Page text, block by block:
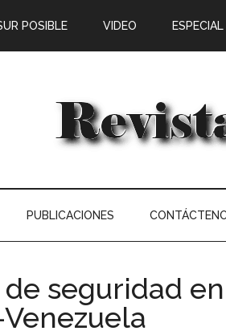
POSIBLE VIDEO
PUBLICACIONES
seguridad